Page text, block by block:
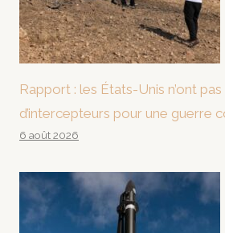
Rapport : les États-Unis n’ont pas
d’intercepteurs pour une guerre
6 août 2026